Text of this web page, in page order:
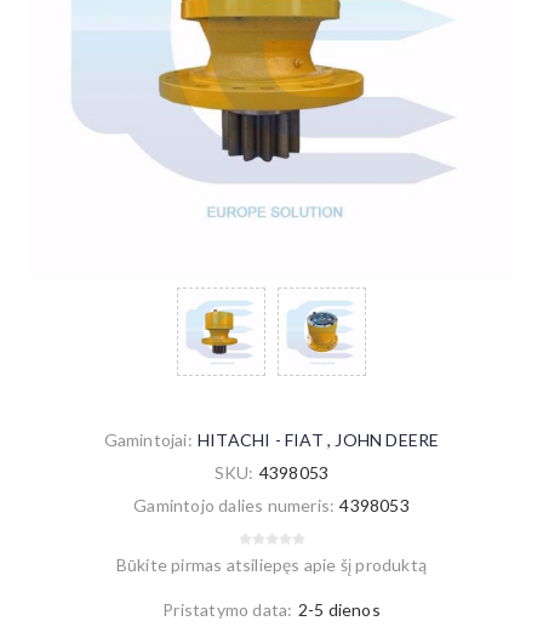
Gamintojai: HITACHI - FIAT , JOHN DEERE
SKU: 4398053
Gamintojo dalies numeris: 4398053
Būkite pirmas atsiliepęs apie šį produktą
Pristatymo data: 2-5 dienos